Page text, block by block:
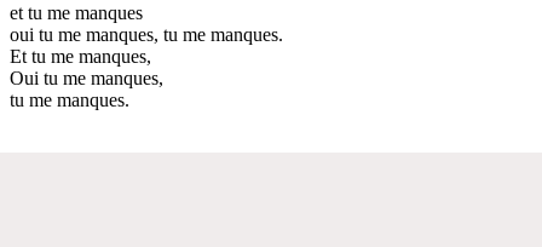
et tu me manques
oui tu me manques, tu me manques.
Et tu me manques,
Oui tu me manques,
tu me manques.